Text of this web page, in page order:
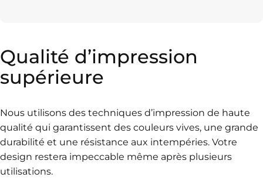
Qualité d’impression
supérieure
Nous utilisons des techniques d’impression de haute
qualité qui garantissent des couleurs vives, une grande
durabilité et une résistance aux intempéries. Votre
design restera impeccable même après plusieurs
utilisations.